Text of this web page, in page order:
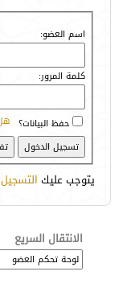
اسم العضو:
كلمة المرور:
حفظ البيانات؟
يتوجب عليك التسجيل
الانتقال السريع